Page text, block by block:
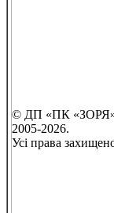
© ДП «ПК
2005-2026.
Усі права